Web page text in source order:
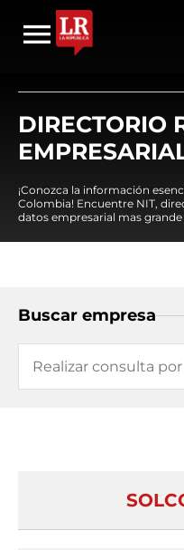
DIRECTORIO
¡Conozca la información
Colombia! Encuentre NIT,
datos empresarial mas grande
Buscar empresa